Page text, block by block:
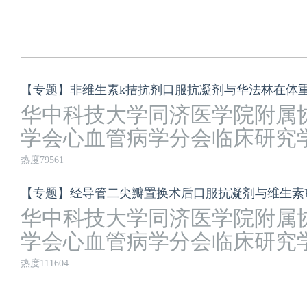
华中科技大学同济医学院附属
学会心血管病学分会临床研究
热度79561
【专题】经导管二尖瓣置换术后口服抗凝剂与维生
华中科技大学同济医学院附属
学会心血管病学分会临床研究
热度111604